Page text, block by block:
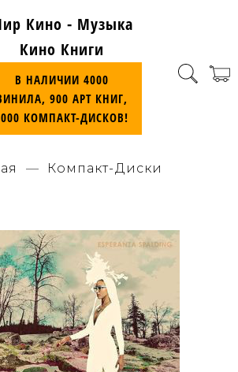
Кино - Музыка
Кино Книги
В НАЛИЧИИ 4000
900 АРТ КНИГ,
КОМПАКТ-ДИСКОВ!
Компакт-Диски